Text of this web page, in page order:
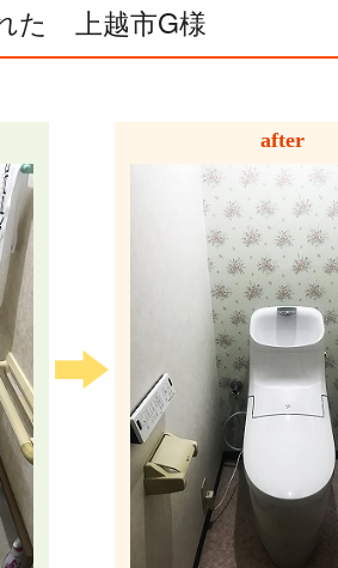
た 上越市G様
after